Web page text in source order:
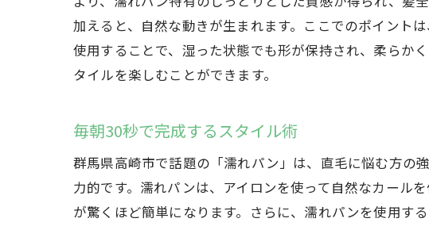
加えると、自然な動きが生まれます。ここでのポイント
使用することで、湿った状態でも形が保持され、柔らか
タイルを楽しむことができます。
毎朝30秒で完成するスタイル術
群馬県高崎市で話題の「濡れパン」は、直毛に悩む方の
力的です。濡れパンは、アイロンを使って自然なカール
が驚くほど簡単になります。さらに、濡れパンを使用す